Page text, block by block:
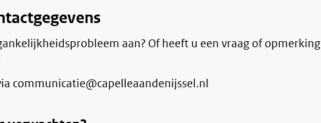
aan? Of heeft u een vraag of opmerking
communicatie@capelleaandenijssel.nl